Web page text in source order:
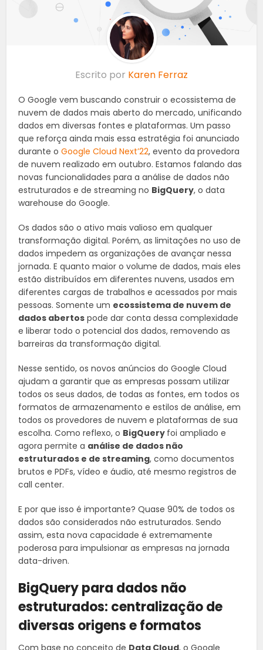
Escrito por Karen Ferraz
O Google vem buscando construir o ecossistema de
nuvem de dados mais aberto do mercado, unificando
dados em diversas fontes e plataformas. Um passo
que reforça ainda mais essa estratégia foi anunciado
durante o Google Cloud Next’22, evento da provedora
de nuvem realizado em outubro. Estamos falando das
novas funcionalidades para a análise de dados não
estruturados e de streaming no BigQuery, o data
warehouse do Google.
Os dados são o ativo mais valioso em qualquer
transformação digital. Porém, as limitações no uso de
dados impedem as organizações de avançar nessa
jornada. E quanto maior o volume de dados, mais eles
estão distribuídos em diferentes nuvens, usados em
diferentes cargas de trabalhos e acessados por mais
pessoas. Somente um ecossistema de nuvem de
dados abertos pode dar conta dessa complexidade
e liberar todo o potencial dos dados, removendo as
barreiras da transformação digital.
Nesse sentido, os novos anúncios do Google Cloud
ajudam a garantir que as empresas possam utilizar
todos os seus dados, de todas as fontes, em todos os
formatos de armazenamento e estilos de análise, em
todos os provedores de nuvem e plataformas de sua
escolha. Como reflexo, o BigQuery foi ampliado e
agora permite a análise de dados não
estruturados e de streaming, como documentos
brutos e PDFs, vídeo e áudio, até mesmo registros de
call center.
E por que isso é importante? Quase 90% de todos os
dados são considerados não estruturados. Sendo
assim, esta nova capacidade é extremamente
poderosa para impulsionar as empresas na jornada
data-driven.
BigQuery para dados não
estruturados: centralização de
diversas origens e formatos